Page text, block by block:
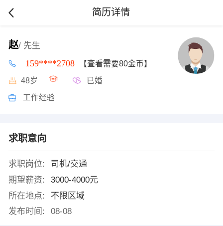
简历详情
赵/ 先生
159****2708 【查看需要80金币】
48岁 已婚
工作经验
求职意向
求职岗位:
司机/交通
期望薪资:
3000-4000元
所在地点:
不限区域
发布时间:
08-08